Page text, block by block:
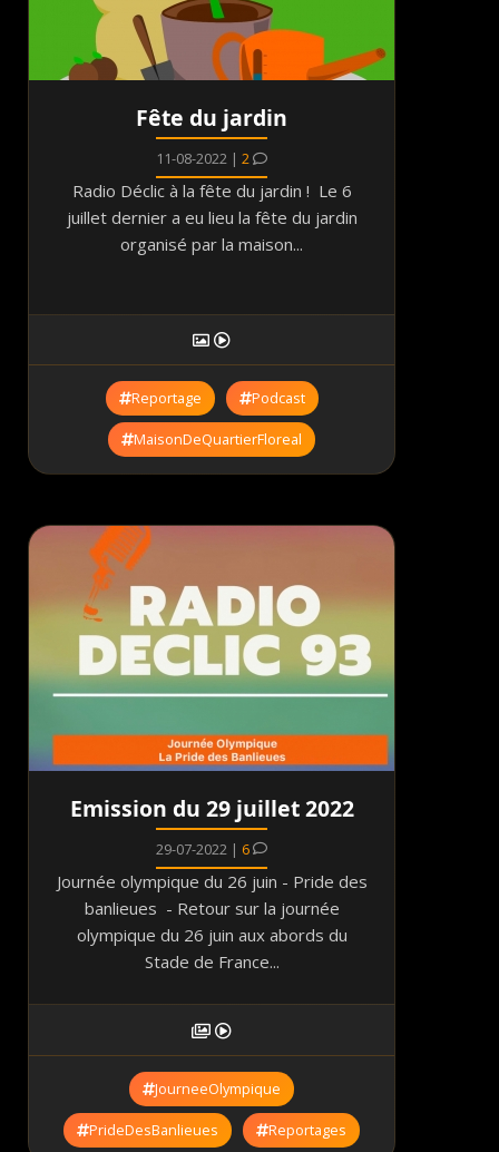
Fête du jardin
11-08-2022 | 2
Radio Déclic à la fête du jardin ! Le 6
juillet dernier a eu lieu la fête du jardin
organisé par la maison...
Reportage Podcast
MaisonDeQuartierFloreal
Emission du 29 juillet 2022
29-07-2022 | 6
Journée olympique du 26 juin - Pride des
banlieues - Retour sur la journée
olympique du 26 juin aux abords du
Stade de France...
JourneeOlympique
PrideDesBanlieues Reportages